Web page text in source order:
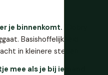
je binnenkomt.
Basishoffelijkheid
in kleinere steden.
mee als je bij iemand